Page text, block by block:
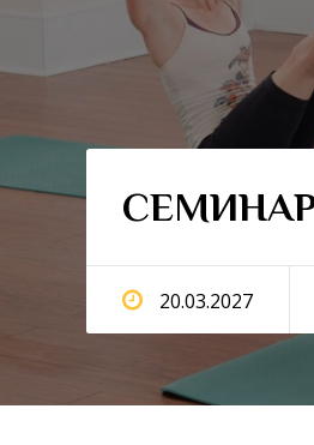
СЕМИНАР
20.03.2027